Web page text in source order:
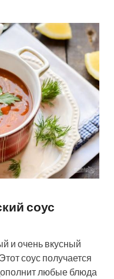
соус
и очень вкусный
соус получается
любые блюда